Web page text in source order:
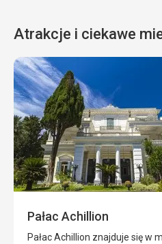
Atrakcje i ciekawe
Pałac Achillion
Pałac Achillion znajduje się w